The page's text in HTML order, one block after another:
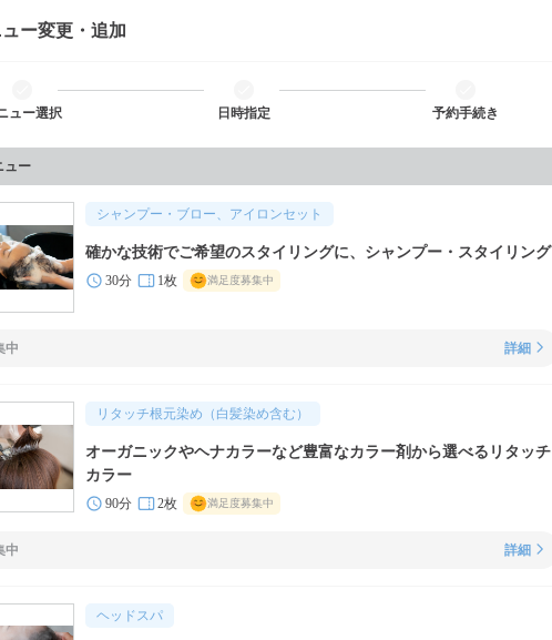
ュー変更・追加
ュー選択 日時指定 予約手続き
ュー
シャンプー・ブロー、アイロンセット
確かな技術でご希望のスタイリングに、シャンプー・スタイリング
30分 1枚 満足度募集中
中 詳細
リタッチ根元染め（白髪染め含む）
オーガニックやヘナカラーなど豊富なカラー剤から選べるリタッチ
カラー
90分 2枚 満足度募集中
中 詳細
ヘッドスパ